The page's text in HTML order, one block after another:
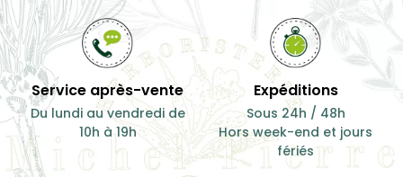
Service après-vente
Du lundi au vendredi de
10h à 19h
Expéditions
Sous 24h / 48h
Hors week-end et jours
fériés